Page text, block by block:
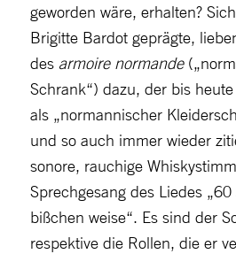
geworden wäre, erhalten?
Brigitte Bardot geprägte,
des armoire normande
Schrank“) dazu, der bis
als „normannischer
und so auch immer wieder
sonore, rauchige
Sprechgesang des Liedes
bißchen weise“. Es sind der
respektive die Rollen, die er